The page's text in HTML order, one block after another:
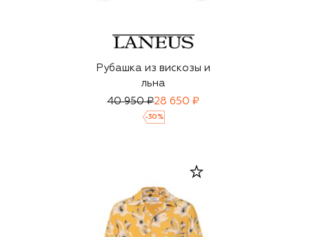
Рубашка из вискозы и
льна
40 950 ₽28 650 ₽
-30 %